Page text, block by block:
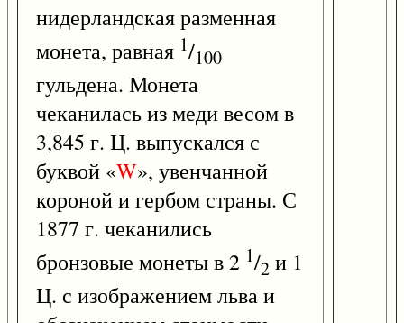
нидерландская разменная
монета, равная 1/100
гульдена. Монета
чеканилась из меди весом в
3,845 г. Ц. выпускался с
буквой «W», увенчанной
короной и гербом страны. С
1877 г. чеканились
бронзовые монеты в 2 1/2 и 1
Ц. с изображением льва и